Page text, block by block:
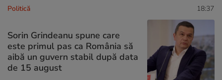
Politică 18:37
Sorin Grindeanu spune care
este primul pas ca România să
aibă un guvern stabil după data
de 15 august